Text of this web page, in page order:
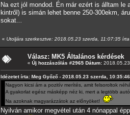
Na ezt jól mondod. Én már ezért is álltam
kintről) is simán lehet benne 250-300ekm,
sokat...
« Utoljára szerkesztve: 2018.05.23 szerda, 11:07:35
Válasz: MK5 Általános kérdések
« Új hozzászólás #2965 Dátum:
Idézetet írta: Meg Győző - 2018.05.23 szerda, 10:35:46
Nagyon kicsi ám a pozitív merítés, amit felsoroltok
A gyakorlat egész másképp néz ki, mert a legtöbb
Na azoknak magyarázzátok az előnyöket!
Nyilván amikor megvétel után 4 nónappal